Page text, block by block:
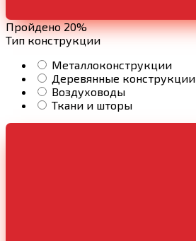
Пройдено 20%
Тип конструкции
Металлоконструкции
Деревянные конструкции
Воздуховоды
Ткани и шторы